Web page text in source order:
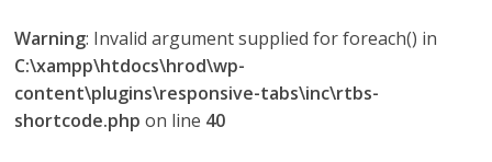
Warning: Invalid argument supplied for foreach() in
C:\xampp\htdocs\hrod\wp-
content\plugins\responsive-tabs\inc\rtbs-
shortcode.php on line 40